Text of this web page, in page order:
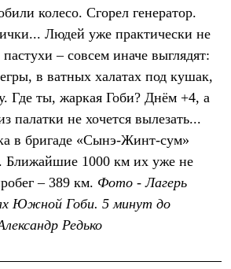
колесо. Сгорел генератор.
Людей уже практически не
– совсем иначе выглядят:
в ватных халатах под кушак,
Где ты, жаркая Гоби? Днём +4, а
палатки не хочется вылезать...
в бригаде «Сынэ-Жинт-сум»
Ближайшие 1000 км их уже не
– 389 км. Фото - Лагерь
Южной Гоби. 5 минут до
Редько